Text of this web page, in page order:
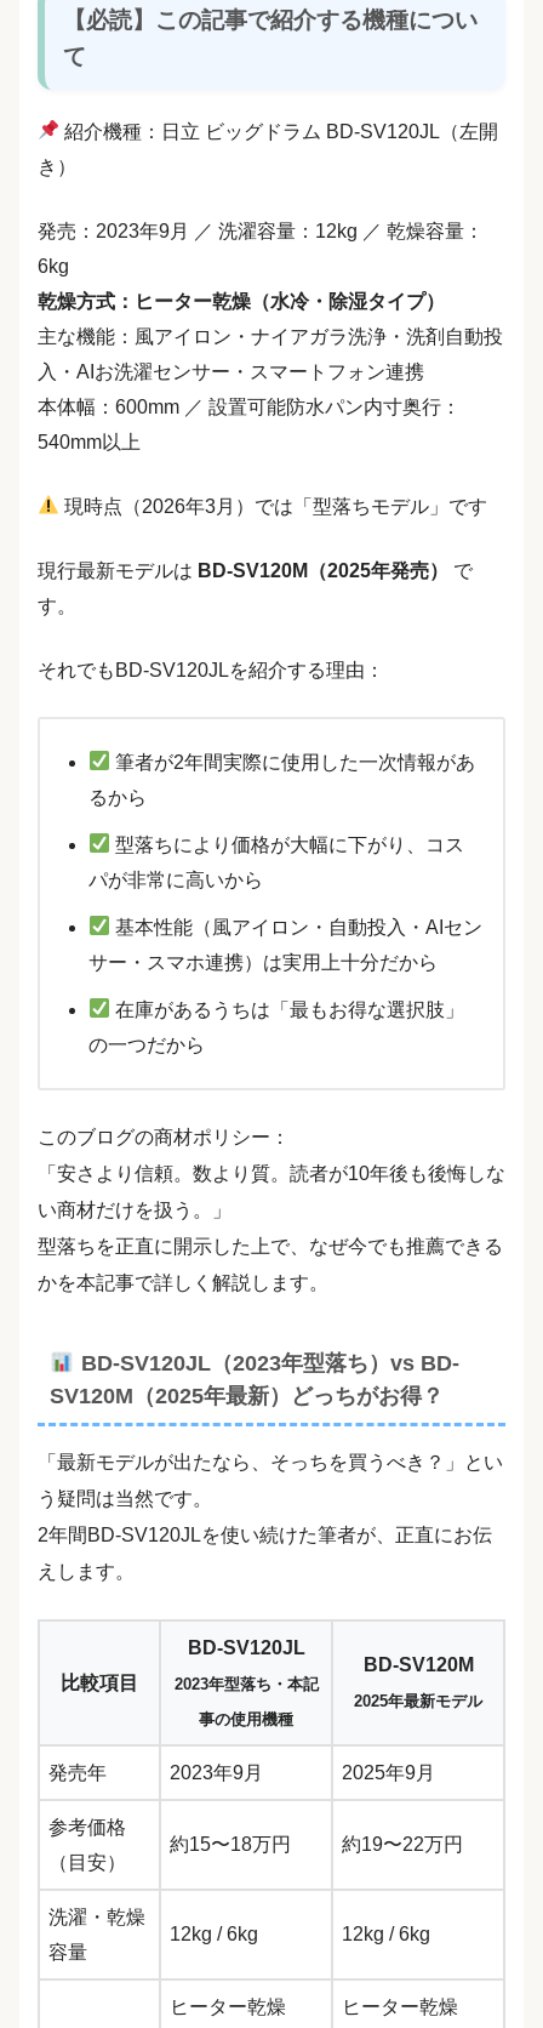
【必読】この記事で紹介する機種につい
て
紹介機種：日立 ビッグドラム BD-SV120JL（左開
き）
発売：2023年9月 ／ 洗濯容量：12kg ／ 乾燥容量：
6kg
乾燥方式：ヒーター乾燥（水冷・除湿タイプ）
主な機能：風アイロン・ナイアガラ洗浄・洗剤自動投
入・AIお洗濯センサー・スマートフォン連携
本体幅：600mm ／ 設置可能防水パン内寸奥行：
540mm以上
現時点（2026年3月）では「型落ちモデル」です
現行最新モデルは BD-SV120M（2025年発売）
で
す。
それでもBD-SV120JLを紹介する理由：
筆者が2年間実際に使用した一次情報があ
るから
型落ちにより価格が大幅に下がり、コス
パが非常に高いから
基本性能（風アイロン・自動投入・AIセン
サー・スマホ連携）は実用上十分だから
在庫があるうちは「最もお得な選択肢」
の一つだから
このブログの商材ポリシー：
「安さより信頼。数より質。読者が10年後も後悔しな
い商材だけを扱う。」
型落ちを正直に開示した上で、なぜ今でも推薦できる
かを本記事で詳しく解説します。
BD-SV120JL（2023年型落ち）vs BD-
SV120M（2025年最新）どっちがお得？
「最新モデルが出たなら、そっちを買うべき？」とい
う疑問は当然です。
2年間BD-SV120JLを使い続けた筆者が、正直にお伝
えします。
比較項目
BD-SV120JL
2023年型落ち・本記
事の使用機種
BD-SV120M
2025年最新モデル
発売年 2023年9月 2025年9月
参考価格
（目安）
約15〜18万円 約19〜22万円
洗濯・乾燥
容量
12kg / 6kg 12kg / 6kg
ヒーター乾燥
ヒーター乾燥